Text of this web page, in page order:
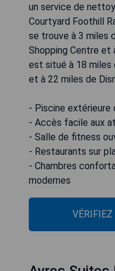
un service de
Courtyard Foothill
se trouve à 3 miles
Shopping Centre et
est situé à 18 miles
et à 22 miles de
- Piscine extérieure
- Accès facile aux
- Salle de fitness
- Restaurants sur
- Chambres
modernes